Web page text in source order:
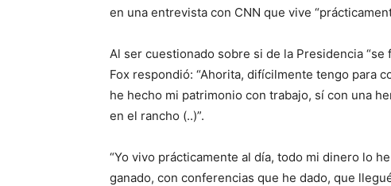
en una entrevista con CNN que vive
Al ser cuestionado sobre si de la Presidencia
Fox respondió: “Ahorita, difícilmente tengo para
he hecho mi patrimonio con trabajo, sí con una
en el rancho (..)”.
“Yo vivo prácticamente al día, todo mi dinero lo
ganado, con conferencias que he dado, que